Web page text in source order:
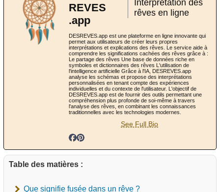
REVES
.app
Interprétation des
rêves en ligne
DESREVES.app est une plateforme en ligne innovante qui
permet aux utilisateurs de créer leurs propres
interprétations et explications des rêves. Le service aide à
comprendre les significations cachées des rêves grâce à :
Le partage des rêves Une base de données riche en
symboles et dictionnaires des rêves L'utilisation de
l'intelligence artificielle Grâce à l'IA, DESREVES.app
analyse les schémas et propose des interprétations
personnalisées en tenant compte des expériences
individuelles et du contexte de l'utilisateur. L'objectif de
DESREVES.app est de fournir des outils permettant une
compréhension plus profonde de soi-même à travers
l'analyse des rêves, en combinant les connaissances
traditionnelles avec les technologies modernes.
See Full Bio
Table des matières :
Que signifie fusée dans un rêve ?